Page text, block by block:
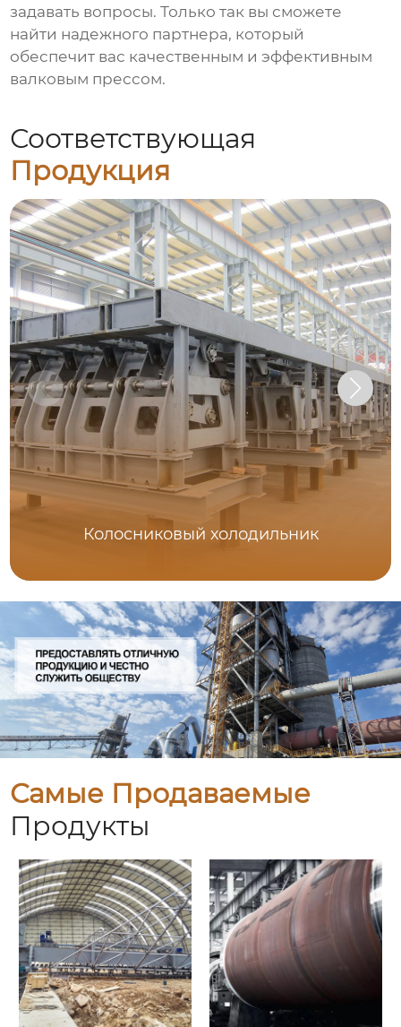
задавать вопросы. Только так вы сможете
найти надежного партнера, который
обеспечит вас качественным и эффективным
валковым прессом.
Соответствующая
Продукция
Колосниковый холодильник
Самые Продаваемые
Продукты